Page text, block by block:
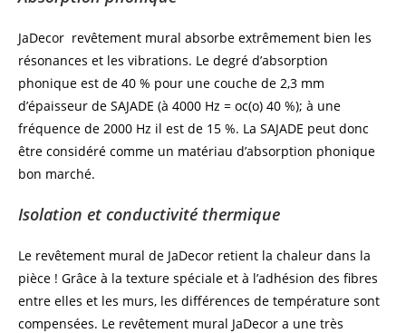
JaDecor revêtement mural absorbe extrêmement bien les
résonances et les vibrations. Le degré d’absorption
phonique est de 40 % pour une couche de 2,3 mm
d’épaisseur de SAJADE (à 4000 Hz = oc(o) 40 %); à une
fréquence de 2000 Hz il est de 15 %. La SAJADE peut donc
être considéré comme un matériau d’absorption phonique
bon marché.
Isolation et conductivité thermique
Le revêtement mural de JaDecor retient la chaleur dans la
pièce ! Grâce à la texture spéciale et à l’adhésion des fibres
entre elles et les murs, les différences de température sont
compensées. Le revêtement mural JaDecor a une très